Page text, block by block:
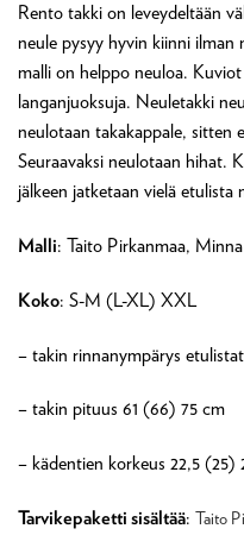
Rento takki on leveydeltään
neule pysyy hyvin kiinni ilman
malli on helppo neuloa.
langanjuoksuja. Neuletakki
neulotaan takakappale, sitten
Seuraavaksi neulotaan hihat.
jälkeen jatketaan vielä etulista
Malli: Taito Pirkanmaa,
Koko: S-M (L-XL) XXL
– takin rinnanympärys
– takin pituus 61 (66) 75 cm
– kädentien korkeus 22,5 (25)
Tarvikepaketti sisältää: Taito